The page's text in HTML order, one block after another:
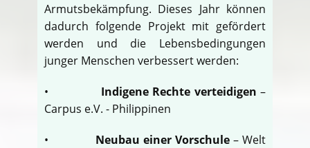
Armutsbekämpfung. Dieses Jahr können
dadurch folgende Projekt mit gefördert
werden und die Lebensbedingungen
junger Menschen verbessert werden:
• Indigene Rechte verteidigen –
Carpus e.V. - Philippinen
• Neubau einer Vorschule – Welt